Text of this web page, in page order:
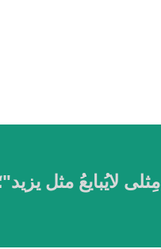
مِثلی لایُبایعُ مثل